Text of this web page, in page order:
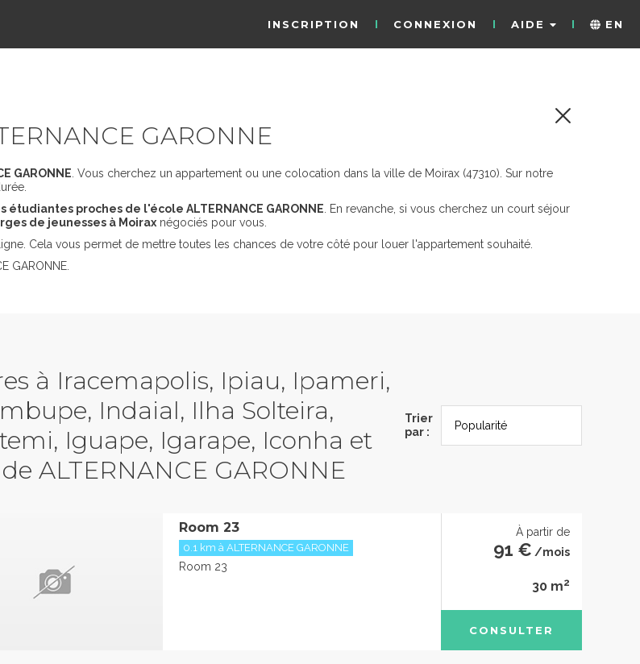
INSCRIPTION CONNEXION AIDE EN
GARONNE
GARONNE . Vous cherchez un appartement ou une colocation dans la ville de Moirax (47310). Sur notre
étudiantes proches de l'école ALTERNANCE GARONNE . En revanche, si vous cherchez un court séjour
de jeunesses à Moirax négociés pour vous.
Cela vous permet de mettre toutes les chances de votre côté pour louer l'appartement souhaité.
GARONNE.
à Iracemapolis, Ipiau, Ipameri,
Indaial, Ilha Solteira,
Iguape, Igarape, Iconha et
ALTERNANCE GARONNE
Trier
par :
Room 23
0.1 km à ALTERNANCE GARONNE
Room 23
À partir de
91 € /mois
30 m2
CONSULTER